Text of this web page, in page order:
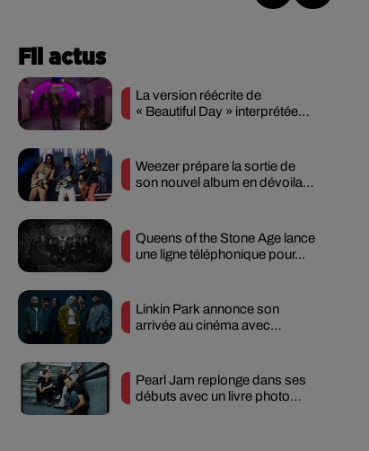
Fil actus
La version réécrite de
« Beautiful Day » interprétée
Weezer prépare la sortie de
son nouvel album en dévoilant
Queens of the Stone Age lance
une ligne téléphonique pour...
Linkin Park annonce son
arrivée au cinéma avec
Pearl Jam replonge dans ses
débuts avec un livre photo